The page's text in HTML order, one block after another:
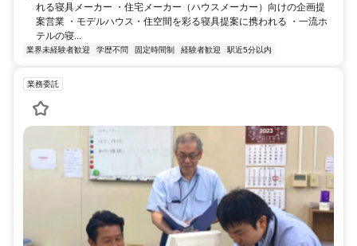
れる寝具メーカー ・住宅メーカー（ハウスメーカー）向けの企画提
案営業 ・モデルハウス・住空間を彩る寝具提案に携われる ・一流ホ
テルの寝...
業界未経験者歓迎 学歴不問 固定時間制 経験者歓迎 駅近5分以内
業務委託